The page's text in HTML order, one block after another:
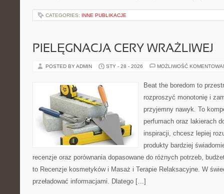
CATEGORIES: INNE PUBLIKACJE
PIELĘGNACJA CERY WRAŻLIWEJ
POSTED BY ADMIN STY - 28 - 2026 MOŻLIWOŚĆ
Beat the boredom to
rozproszyć monotonię i
przyjemny nawyk. To
perfumach oraz lakierach
inspiracji, chcesz lepiej
produkty bardziej
recenzje oraz porównania dopasowane do różnych potrzeb,
to Recenzje kosmetyków i Masaż i Terapie Relaksacyjne. W
przeładować informacjami. Dlatego […]